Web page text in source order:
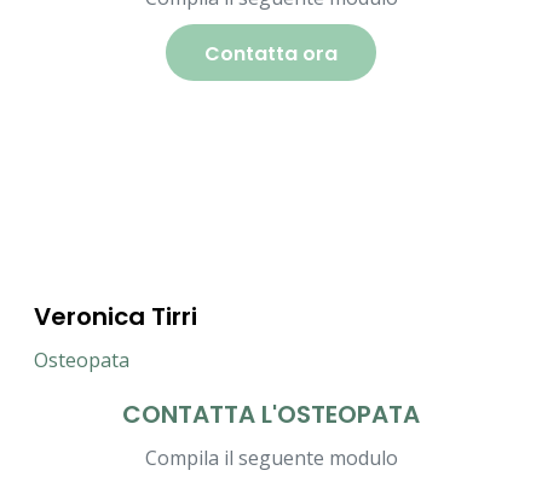
Contatta ora
Veronica Tirri
Osteopata
CONTATTA L'OSTEOPATA
Compila il seguente modulo